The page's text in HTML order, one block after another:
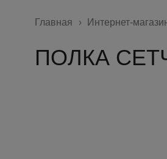
Главная Интернет-
ПОЛКА